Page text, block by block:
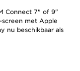
Connect 7" of 9"
screen met Apple
nu beschikbaar als